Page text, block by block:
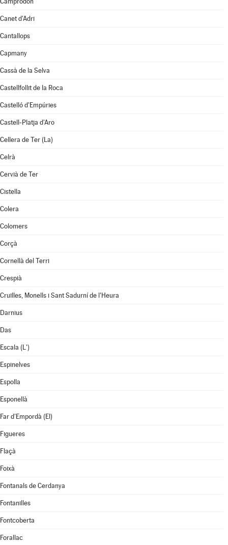
Canet d'Adri
Cantallops
Capmany
Cassà de la Selva
Castellfollit de la Roca
Castelló d'Empúries
Castell-Platja d'Aro
Cellera de Ter (La)
Celrà
Cervià de Ter
Cistella
Colera
Colomers
Corçà
Cornellà del Terri
Crespià
Cruïlles, Monells i Sant Sadurní de l'Heura
Darnius
Das
Escala (L')
Espinelves
Espolla
Esponellà
Far d'Empordà (El)
Figueres
Flaçà
Foixà
Fontanals de Cerdanya
Fontanilles
Fontcoberta
Forallac